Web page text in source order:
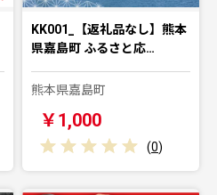
KK001_【返礼品なし】熊本
県嘉島町 ふるさと応…
熊本県嘉島町
￥1,000
(0)